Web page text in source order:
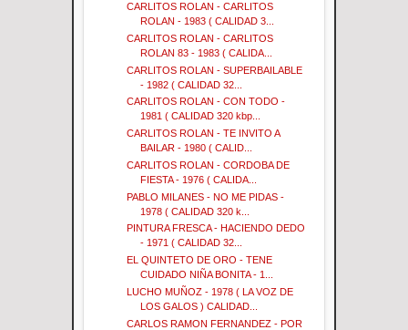
CARLITOS ROLAN - CARLITOS
ROLAN - 1983 ( CALIDAD 3...
CARLITOS ROLAN - CARLITOS
ROLAN 83 - 1983 ( CALIDA...
CARLITOS ROLAN - SUPERBAILABLE
- 1982 ( CALIDAD 32...
CARLITOS ROLAN - CON TODO -
1981 ( CALIDAD 320 kbp...
CARLITOS ROLAN - TE INVITO A
BAILAR - 1980 ( CALID...
CARLITOS ROLAN - CORDOBA DE
FIESTA - 1976 ( CALIDA...
PABLO MILANES - NO ME PIDAS -
1978 ( CALIDAD 320 k...
PINTURA FRESCA - HACIENDO DEDO
- 1971 ( CALIDAD 32...
EL QUINTETO DE ORO - TENE
CUIDADO NIÑA BONITA - 1...
LUCHO MUÑOZ - 1978 ( LA VOZ DE
LOS GALOS ) CALIDAD...
CARLOS RAMON FERNANDEZ - POR